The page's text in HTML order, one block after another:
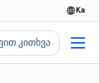
ka
კითხვა